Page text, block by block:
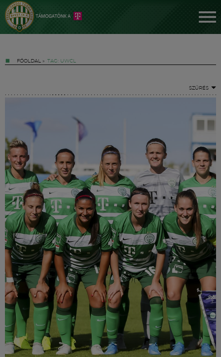
FŐOLDAL » TAG: UWCL
SZŰRÉS
Jegyek
FM YouTube +
Hírek
Labdarúgás
Szakosztályok
Meccscenter
Klub
Szolgáltatások